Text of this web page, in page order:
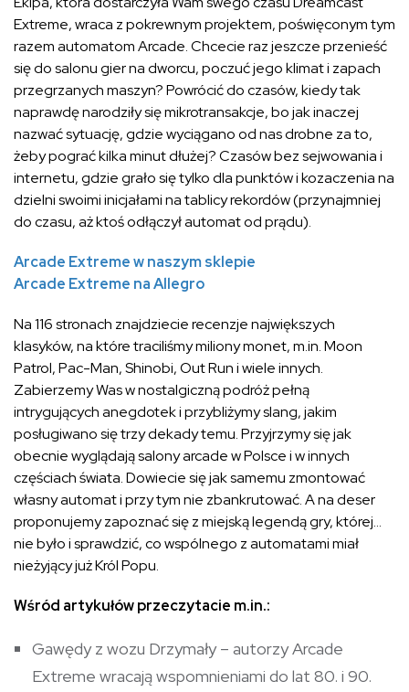
Extreme, wraca z pokrewnym projektem, poświęconym tym
razem automatom Arcade. Chcecie raz jeszcze przenieść
się do salonu gier na dworcu, poczuć jego klimat i zapach
przegrzanych maszyn? Powrócić do czasów, kiedy tak
naprawdę narodziły się mikrotransakcje, bo jak inaczej
nazwać sytuację, gdzie wyciągano od nas drobne za to,
żeby pograć kilka minut dłużej? Czasów bez sejwowania i
internetu, gdzie grało się tylko dla punktów i kozaczenia na
dzielni swoimi inicjałami na tablicy rekordów (przynajmniej
do czasu, aż ktoś odłączył automat od prądu).
Arcade Extreme w naszym sklepie
Arcade Extreme na Allegro
Na 116 stronach znajdziecie recenzje największych
klasyków, na które traciliśmy miliony monet, m.in. Moon
Patrol, Pac-Man, Shinobi, Out Run i wiele innych.
Zabierzemy Was w nostalgiczną podróż pełną
intrygujących anegdotek i przybliżymy slang, jakim
posługiwano się trzy dekady temu. Przyjrzymy się jak
obecnie wyglądają salony arcade w Polsce i w innych
częściach świata. Dowiecie się jak samemu zmontować
własny automat i przy tym nie zbankrutować. A na deser
proponujemy zapoznać się z miejską legendą gry, której…
nie było i sprawdzić, co wspólnego z automatami miał
nieżyjący już Król Popu.
Wśród artykułów przeczytacie m.in.:
Gawędy z wozu Drzymały – autorzy Arcade
Extreme wracają wspomnieniami do lat 80. i 90.